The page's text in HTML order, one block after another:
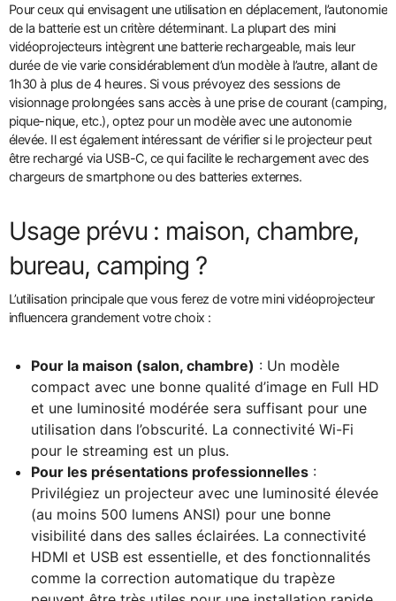
Pour ceux qui envisagent une utilisation en déplacement, l’autonomie
de la batterie est un critère déterminant. La plupart des mini
vidéoprojecteurs intègrent une batterie rechargeable, mais leur
durée de vie varie considérablement d’un modèle à l’autre, allant de
1h30 à plus de 4 heures. Si vous prévoyez des sessions de
visionnage prolongées sans accès à une prise de courant (camping,
pique-nique, etc.), optez pour un modèle avec une autonomie
élevée. Il est également intéressant de vérifier si le projecteur peut
être rechargé via USB-C, ce qui facilite le rechargement avec des
chargeurs de smartphone ou des batteries externes.
Usage prévu : maison, chambre,
bureau, camping ?
L’utilisation principale que vous ferez de votre mini vidéoprojecteur
influencera grandement votre choix :
Pour la maison (salon, chambre) : Un modèle
compact avec une bonne qualité d’image en Full HD
et une luminosité modérée sera suffisant pour une
utilisation dans l’obscurité. La connectivité Wi-Fi
pour le streaming est un plus.
Pour les présentations professionnelles :
Privilégiez un projecteur avec une luminosité élevée
(au moins 500 lumens ANSI) pour une bonne
visibilité dans des salles éclairées. La connectivité
HDMI et USB est essentielle, et des fonctionnalités
comme la correction automatique du trapèze